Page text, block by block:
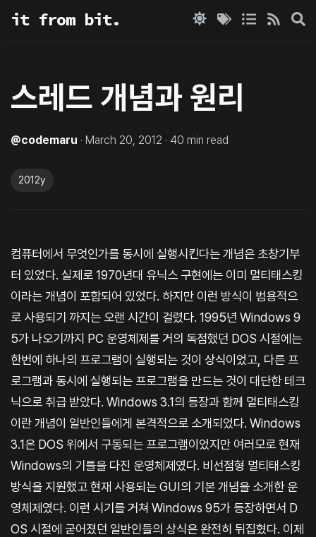
it from bit.
스레드 개념과 원리
@codemaru · March 20, 2012 · 40 min read
2012y
컴퓨터에서 무엇인가를 동시에 실행시킨다는 개념은 초창기부
터 있었다. 실제로 1970년대 유닉스 구현에는 이미 멀티태스킹
이라는 개념이 포함되어 있었다. 하지만 이런 방식이 범용적으
로 사용되기 까지는 오랜 시간이 걸렸다. 1995년 Windows 9
5가 나오기까지 PC 운영체제를 거의 독점했던 DOS 시절에는
한번에 하나의 프로그램이 실행되는 것이 상식이었고, 다른 프
로그램과 동시에 실행되는 프로그램을 만드는 것이 대단한 테크
닉으로 취급 받았다. Windows 3.1의 등장과 함께 멀티태스킹
이란 개념이 일반인들에게 본격적으로 소개되었다. Windows
3.1은 DOS 위에서 구동되는 프로그램이었지만 여러모로 현재
Windows의 기틀을 다진 운영체제였다. 비선점형 멀티태스킹
방식을 지원했고 현재 사용되는 GUI의 기본 개념을 소개한 운
영체제였다. 이런 시기를 거쳐 Windows 95가 등장하면서 D
OS 시절에 굳어졌던 일반인들의 상식은 완전히 뒤집혔다. 이제